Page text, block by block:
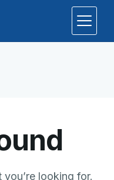
looking for.